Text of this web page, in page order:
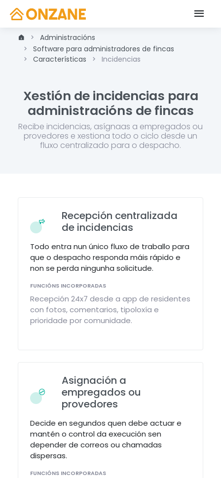
Administracións
Software para administradores de fincas
Características
Incidencias
Xestión de incidencias para
administracións de fincas
Recibe incidencias, asígnaas a empregados ou
provedores e xestiona todo o ciclo desde un
fluxo centralizado para o despacho.
Recepción centralizada
de incidencias
Todo entra nun único fluxo de traballo para
que o despacho responda máis rápido e
non se perda ningunha solicitude.
FUNCIÓNS INCORPORADAS
Recepción 24x7 desde a app de residentes
con fotos, comentarios, tipoloxía e
prioridade por comunidade.
Asignación a
empregados ou
provedores
Decide en segundos quen debe actuar e
mantén o control da execución sen
depender de correos ou chamadas
dispersas.
FUNCIÓNS INCORPORADAS